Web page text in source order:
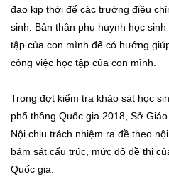
đạo kịp thời để các trường điều
sinh. Bản thân phụ huynh học
tập của con mình để có hướng
công việc học tập của con mình.
Trong đợt kiểm tra khảo sát học
phổ thông Quốc gia 2018, Sở
Nội chịu trách nhiệm ra đề theo
bám sát cấu trúc, mức độ đề thi
Quốc gia.